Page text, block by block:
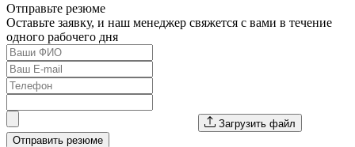
Отправьте резюме
Оставьте заявку, и наш менеджер свяжется с вами в течение
одного рабочего дня
Загрузить файл
Отправить резюме